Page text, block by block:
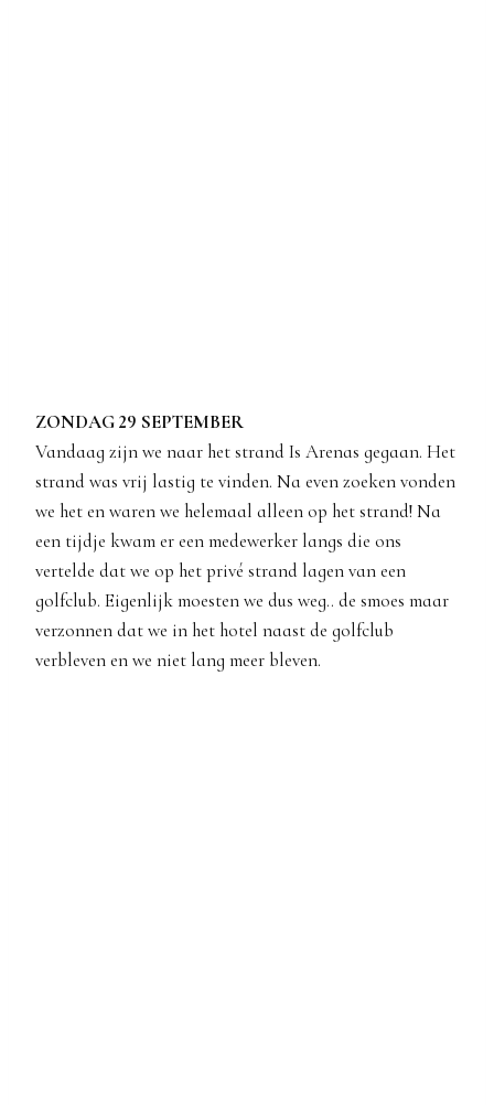
ZONDAG 29 SEPTEMBER
Vandaag zijn we naar het strand Is Arenas gegaan. Het
strand was vrij lastig te vinden. Na even zoeken vonden
we het en waren we helemaal alleen op het strand! Na
een tijdje kwam er een medewerker langs die ons
vertelde dat we op het privé strand lagen van een
golfclub. Eigenlijk moesten we dus weg.. de smoes maar
verzonnen dat we in het hotel naast de golfclub
verbleven en we niet lang meer bleven.